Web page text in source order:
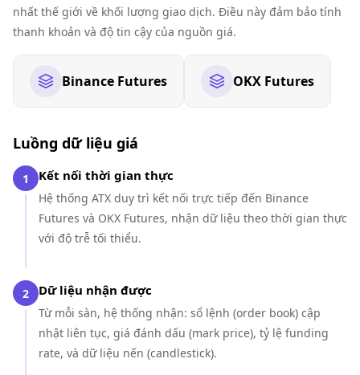
nhất thế giới về khối lượng giao dịch. Điều này đảm bảo tính
thanh khoản và độ tin cậy của nguồn giá.
Binance Futures OKX Futures
Luồng dữ liệu giá
1 Kết nối thời gian thực
Hệ thống ATX duy trì kết nối trực tiếp đến Binance
Futures và OKX Futures, nhận dữ liệu theo thời gian thực
với độ trễ tối thiểu.
2 Dữ liệu nhận được
Từ mỗi sàn, hệ thống nhận: sổ lệnh (order book) cập
nhật liên tục, giá đánh dấu (mark price), tỷ lệ funding
rate, và dữ liệu nến (candlestick).